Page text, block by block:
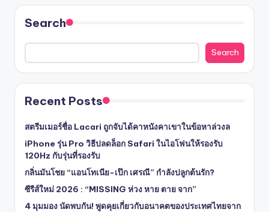
Search
Search
Recent Posts
สตรีมเมอร์ชื่อ Lacari ถูกจับได้คาหนังคาเขาในข้อหาล่วงล
iPhone รุ่น Pro วิธีปลดล็อก Safari ในไอโฟนให้รองรับ
120Hz กับรุ่นที่รองรับ
กลิ่นมันโชย “แอนโทเนีย-เป๊ก เศรณี” กำลังปลูกต้นรัก?
ซีรีส์ใหม่ 2026 : “MISSING ห่วง หาย ตาย จาก”
4 มุมมอง นัดพบกัน! พูดคุยเกี่ยวกับอนาคตของประเทศไทยจาก